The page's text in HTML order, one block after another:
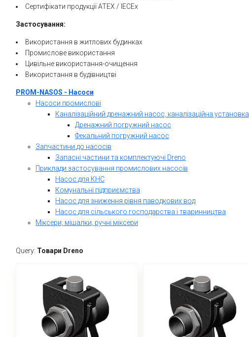
Сертифікати продукції ATEX / IECEx
Застосування:
Використання в житлових будинках
Промислове використання
Цивільне використання-очищення
Використання в будівництві
PROM-NASOS - Насоси
Насоси промислові
Каналізаційний дренажний насос, каналізаційна установка
Дренажний погружний насос
Фекальний погружний насос
Запчастини до насосів
Запасні частини та комплектуючі Dreno
Приклади застосування промислових насосів
Насос для КНС
Комунальні підприємства
Насос для зниження рівня паводкових вод
Насос для сільського господарства і тваринництва
Міксери, мішалки, ручні міксери
Query: Товари Dreno